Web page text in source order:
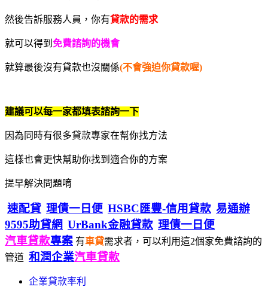
然後告訴服務人員，你有貸款的需求
就可以得到 免費諮詢的機會
就算最後沒有貸款也沒關係(不會強迫你貸款喔)
建議可以每一家都填表諮詢一下
因為同時有很多貸款專家在幫你找方法
這樣也會更快幫助你找到適合你的方案
提早解決問題唷
速配貸 理債一日便 HSBC匯豐-信用貸款 易通辦
9595助貸網 UrBank金融貸款 理債一日便
汽車貸款專案 有車貸需求者，可以利用這2個家免費諮詢的
管道 和潤企業汽車貸款
企業貸款率利